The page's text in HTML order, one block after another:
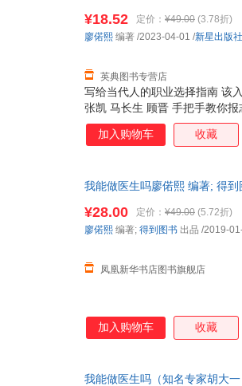
写给当代人的职业选择指南 该
张凯 马长生 顾晋 手把手教你
职业问题 只需三小时 就能在这
¥18.52 定价： ¥49.00 (3.78折)
英典图书专营店
廖偌熙 编著 /2023-04-01 /新星出版社
加入购物车 收藏
我能做医生吗廖偌熙 编著; 得
¥28.00 定价： ¥49.00 (5.72折)
凤凰新华书店图书旗舰店
廖偌熙 编著; 得到图书 出品 /2019-
加入购物车 收藏
我能做医生吗（知名专家胡大